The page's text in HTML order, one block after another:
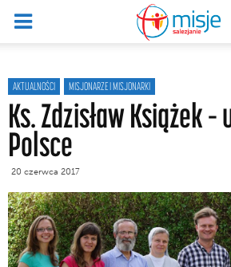
AKTUALNOŚCI MISJONARZE I MISJONARKI
Ks. Zdzisław Książek
Polsce
20 czerwca 2017